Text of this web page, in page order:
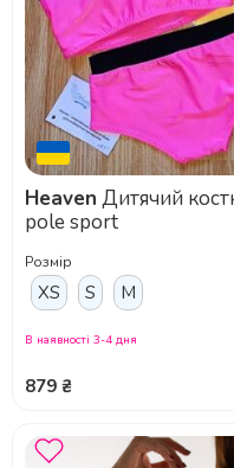
Heaven
pole sport
Розмір
XS S M
879 ₴
В наявності 3-4 дня